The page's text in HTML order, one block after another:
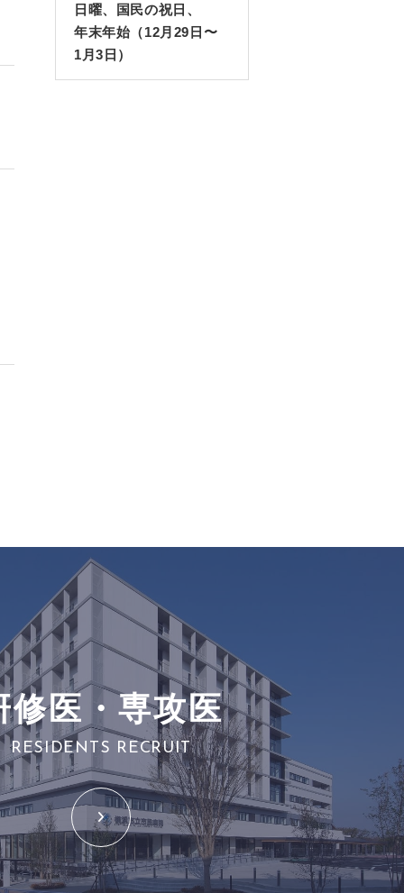
日曜、国民の祝日、
年末年始（12月29日〜
1月3日）
修医・専攻医
RESIDENTS RECRUIT